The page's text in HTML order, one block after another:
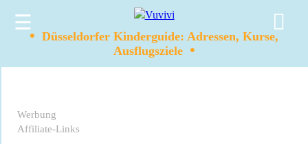
☰
• Düsseldorfer Kinderguide: Adressen, Kurse,
Ausflugsziele •
Werbung
Affiliate-Links